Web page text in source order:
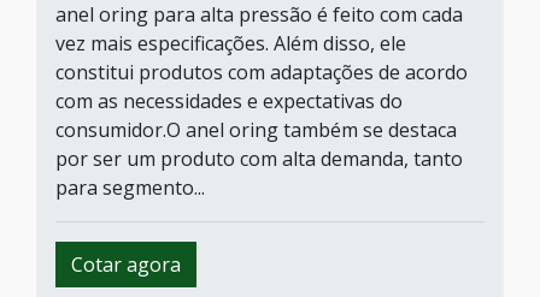
anel oring para alta pressão é feito com cada
vez mais especificações. Além disso, ele
constitui produtos com adaptações de acordo
com as necessidades e expectativas do
consumidor.O anel oring também se destaca
por ser um produto com alta demanda, tanto
para segmento...
Cotar agora